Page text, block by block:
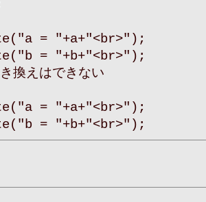
= "+a+"<br>");
= "+b+"<br>");
えはできない
= "+a+"<br>");
= "+b+"<br>");